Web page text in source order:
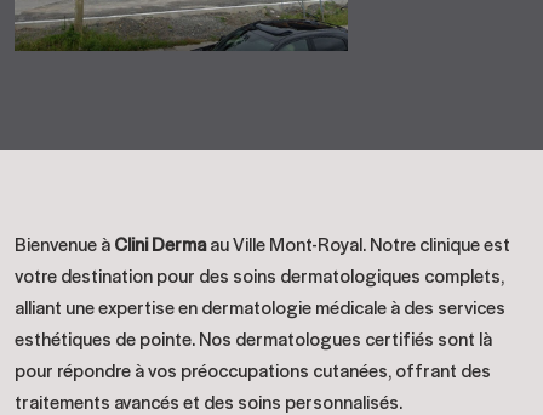
Bienvenue àClini Dermaau Ville Mont-Royal. Notre clinique est
votre destination pour des soins dermatologiques complets,
alliant une expertise en dermatologie médicale à des services
esthétiques de pointe. Nos dermatologues certifiés sont là
pour répondre à vos préoccupations cutanées, offrant des
traitements avancés et des soins personnalisés.